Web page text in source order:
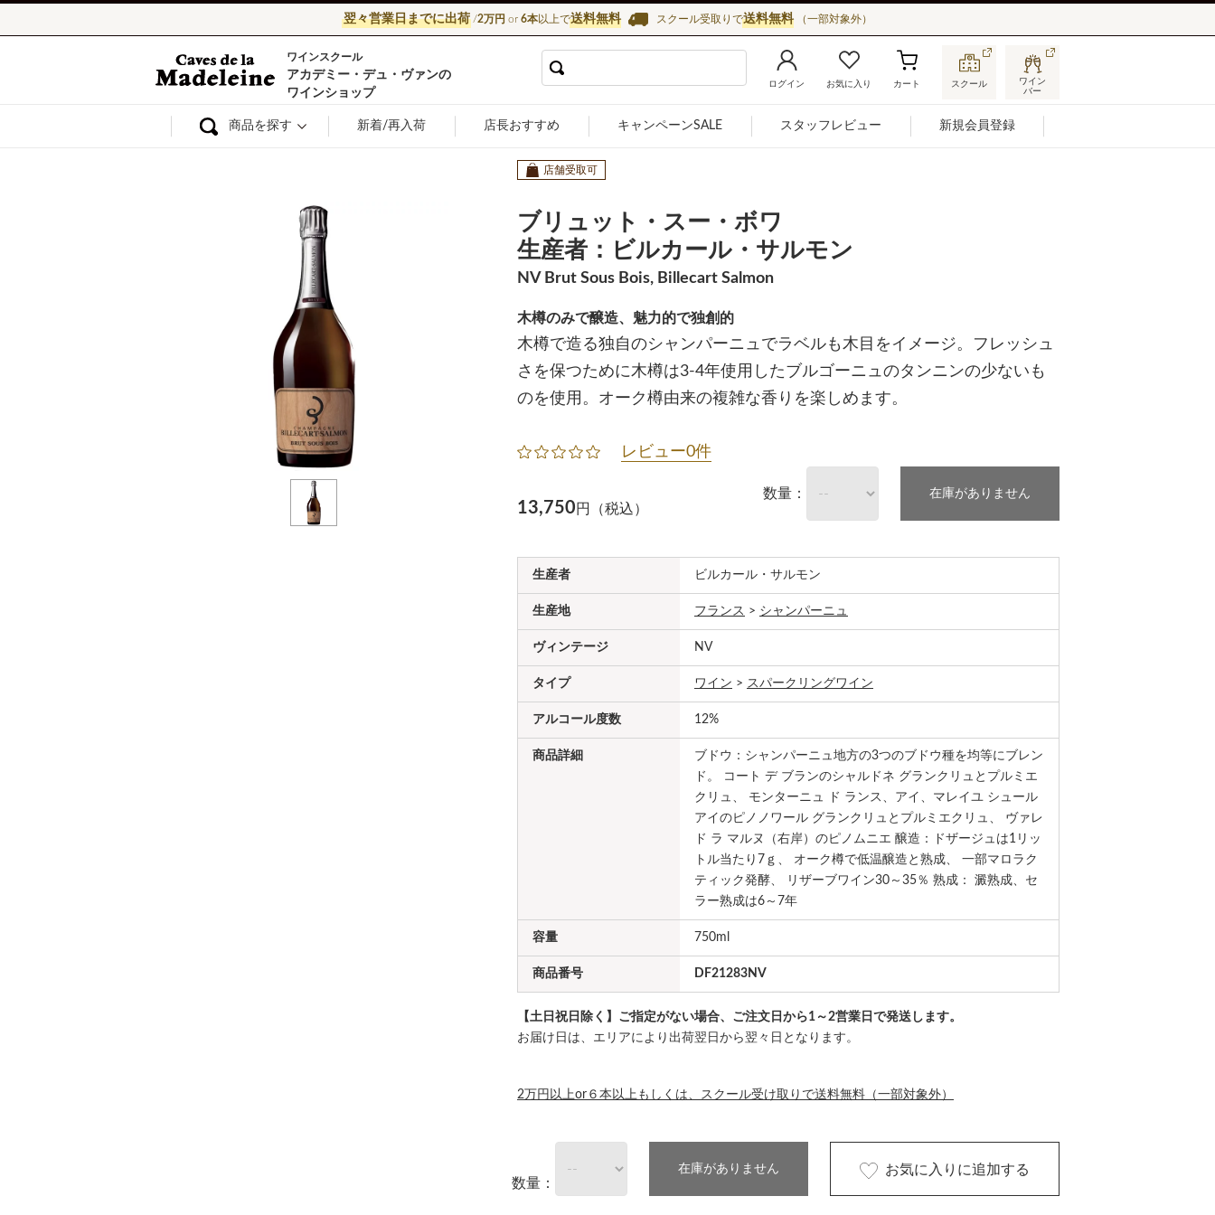
翌々営業日までに出荷/2万円 or 6本以上で送料無料 スクール受取りで送料無料 （一部対象外）
ワイン通販ならワインショップ カーヴ・ド・ラ・マドレーヌ
ワインスクール
アカデミー・デュ・ヴァンの
ワインショップ
ログイン お気に入り カート スクール
ワイン
バー
商品を探す 新着/再入荷 店長おすすめ キャンペーンSALE スタッフレビュー 新規会員登録
店舗受取可
ブリュット・スー・ボワ
生産者：ビルカール・サルモン
NV Brut Sous Bois, Billecart Salmon
木樽のみで醸造、魅力的で独創的
木樽で造る独自のシャンパーニュでラベルも木目をイメージ。フレッシュ
さを保つために木樽は3-4年使用したブルゴーニュのタンニンの少ないも
のを使用。オーク樽由来の複雑な香りを楽しめます。
レビュー0件
13,750円（税込）
数量： 在庫がありません
生産者 ビルカール・サルモン
生産地 フランス > シャンパーニュ
ヴィンテージ NV
タイプ ワイン > スパークリングワイン
アルコール度数 12%
商品詳細
ブドウ：シャンパーニュ地方の3つのブドウ種を均等にブレン
ド。 コート デ ブランのシャルドネ グランクリュとプルミエ
クリュ、 モンターニュ ド ランス、アイ、マレイユ シュール
アイのピノノワール グランクリュとプルミエクリュ、 ヴァレ
ド ラ マルヌ（右岸）のピノムニエ 醸造：ドザージュは1リッ
トル当たり7ｇ、 オーク樽で低温醸造と熟成、 一部マロラク
ティック発酵、 リザーブワイン30～35％ 熟成： 澱熟成、セ
ラー熟成は6～7年
容量 750ml
商品番号 DF21283NV
【土日祝日除く】ご指定がない場合、ご注文日から1～2営業日で発送します。
お届け日は、エリアにより出荷翌日から翌々日となります。
2万円以上or６本以上もしくは、スクール受け取りで送料無料（一部対象外）
数量：
在庫がありません お気に入りに追加する